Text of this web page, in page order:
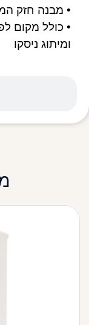
• מבנה חזק
• כולל מקום
ומיתוג ניסקו